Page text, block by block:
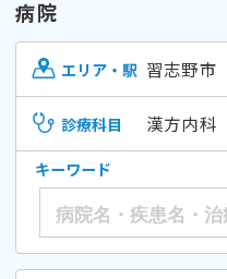
病院
エリア・駅 習志野市
診療科目 漢方内科
キーワード